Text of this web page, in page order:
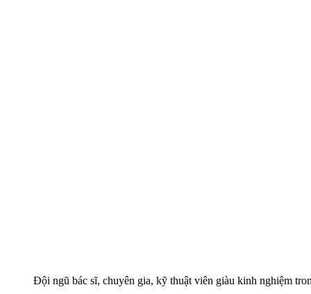
Đội ngũ bác sĩ, chuyên gia, kỹ thuật viên giàu kinh nghiệm